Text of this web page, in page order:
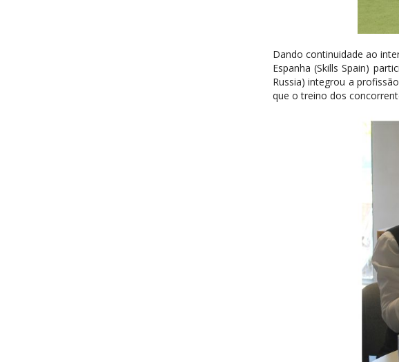
Dando continuidade ao
Espanha (Skills Spain)
Russia) integrou a
que o treino dos